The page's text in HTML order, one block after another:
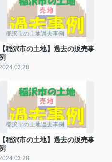
稲沢市の土地過去事例
【稲沢市の土地】過去の販売事
稲沢市の土地過去事例
【稲沢市の土地】過去の販売事
2024.03.28